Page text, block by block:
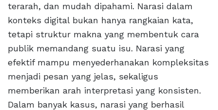
terarah, dan mudah dipahami. Narasi dalam
konteks digital bukan hanya rangkaian kata,
tetapi struktur makna yang membentuk cara
publik memandang suatu isu. Narasi yang
efektif mampu menyederhanakan kompleksitas
menjadi pesan yang jelas, sekaligus
memberikan arah interpretasi yang konsisten.
Dalam banyak kasus, narasi yang berhasil